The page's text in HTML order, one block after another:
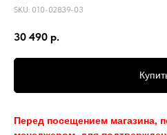
SKU: 010-02839-03
30 490 р.
Перед посещением магазина,